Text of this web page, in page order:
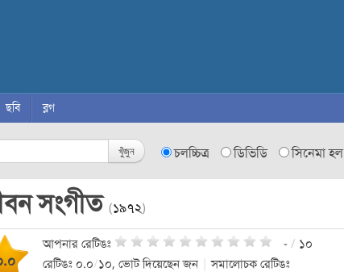
ছবি ব্লগ
খুঁজুন চলচ্চিত্র ডিভিডি সিনেমা হল
সংগীত (১৯৭২)
আপনার রেটিঙঃ - / ১০
রেটিঙঃ ০.০/১০, ভোট দিয়েছেন জন
সমালোচক রেটিঙঃ